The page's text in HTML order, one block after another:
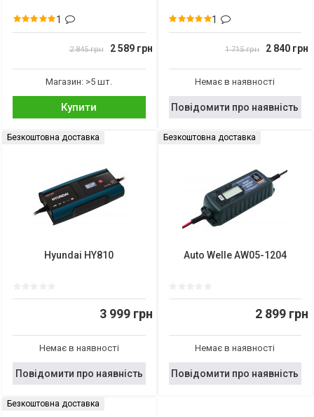
1
2 845 грн 2 589 грн
Магазин: >5 шт.
Купити
1
1 715 грн 2 840 грн
Немає в наявності
Повідомити про наявність
Безкоштовна доставка
Hyundai HY810
3 999 грн
Немає в наявності
Повідомити про наявність
Безкоштовна доставка
Auto Welle AW05-1204
2 899 грн
Немає в наявності
Повідомити про наявність
Безкоштовна доставка